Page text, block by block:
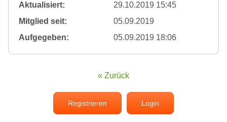
Aktualisiert:
29.10.2019 15:45
Mitglied seit:
05.09.2019
Aufgegeben:
05.09.2019 18:06
« Zurück
Registrieren Login